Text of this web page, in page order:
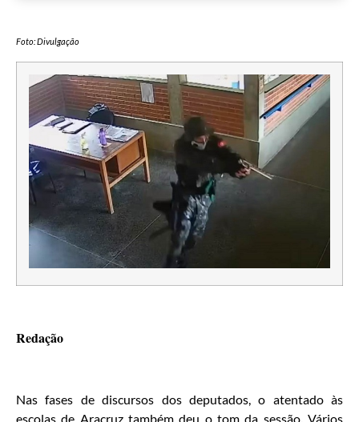
Foto: Divulgação
Redação
Nas fases de discursos dos deputados, o atentado às
escolas de Aracruz também deu o tom da sessão. Vários